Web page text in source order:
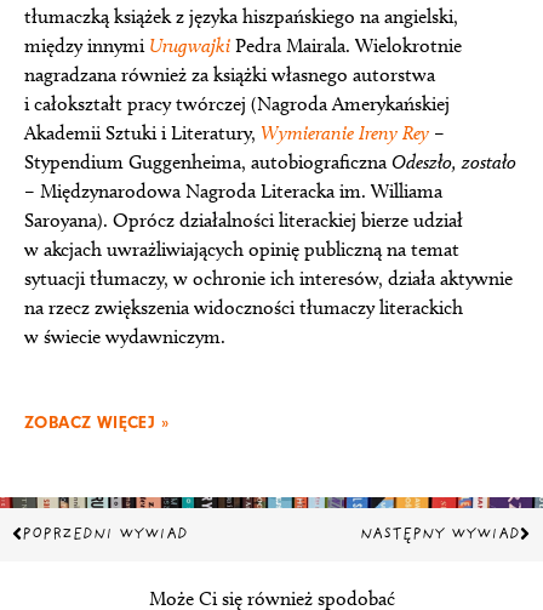
tłumaczką książek z języka hiszpańskiego na angielski,
między innymi Urugwajki Pedra Mairala. Wielokrotnie
nagradzana również za książki własnego autorstwa
i całokształt pracy twórczej (Nagroda Amerykańskiej
Akademii Sztuki i Literatury, Wymieranie Ireny Rey –
Stypendium Guggenheima, autobiograficznaOdeszło, zostało
– Międzynarodowa Nagroda Literacka im. Williama
Saroyana). Oprócz działalności literackiej bierze udział
w akcjach uwrażliwiających opinię publiczną na temat
sytuacji tłumaczy, w ochronie ich interesów, działa aktywnie
na rzecz zwiększenia widoczności tłumaczy literackich
w świecie wydawniczym.
ZOBACZ WIĘCEJ »
Prev
POPRZEDNI WYWIAD NASTĘPNY WYWIAD
Może Ci się również spodobać